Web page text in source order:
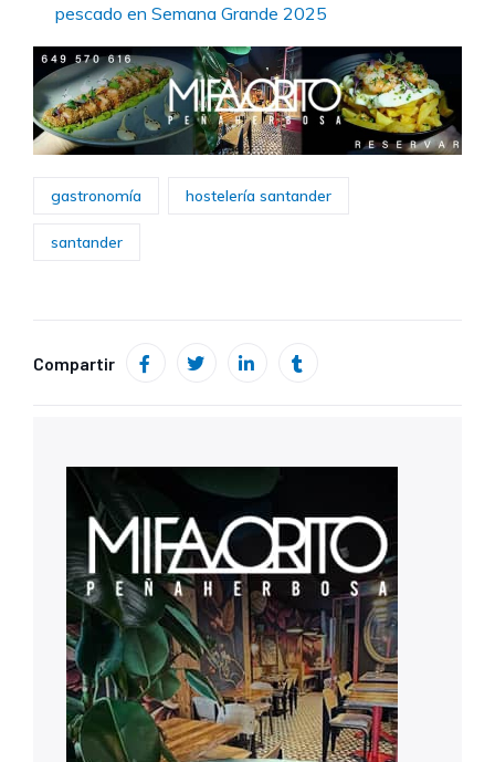
pescado en Semana Grande 2025
gastronomía hostelería santander
santander
Compartir